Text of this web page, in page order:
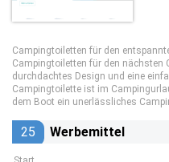
Campingtoiletten für den
Campingtoiletten für den nächsten
durchdachtes Design und eine
Campingtoilette ist im
dem Boot ein unerlässliches
25 Werbemittel